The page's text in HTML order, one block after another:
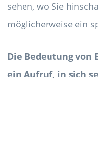
sehen, wo Sie
möglicherweise ein
Die Bedeutung von
ein Aufruf, in sich